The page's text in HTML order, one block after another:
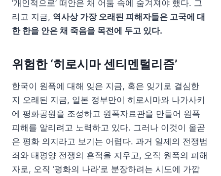
‘개인적으로’ 떠안은 채 어둠 속에 숨겨져야 했다. 그
리고 지금, 역사상 가장 오래된 피해자들은 고국에 대
한 한을 안은 채 죽음을 목전에 두고 있다.
위험한 ‘히로시마 센티멘털리즘’
한국이 원폭에 대해 잊은 지금, 혹은 잊기로 결심한
지 오래된 지금, 일본 정부만이 히로시마와 나가사키
에 평화공원을 조성하고 원폭자료관을 만들어 원폭
피해를 알리려고 노력하고 있다. 그러나 이것이 올곧
은 평화 의지라고 보기는 어렵다. 과거 일제의 전쟁범
죄와 태평양 전쟁의 흔적을 지우고, 오직 원폭의 피해
자로, 오직 ‘평화의 나라’로 분장하려는 시도에 가깝